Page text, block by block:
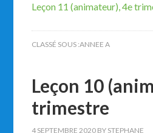
Leçon 11 (animateur), 4e
CLASSÉ SOUS :ANNEE A
Leçon 10
trimestre
4 SEPTEMBRE 2020 BY STEPHANE